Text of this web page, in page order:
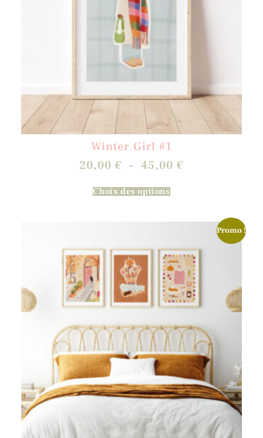
Winter Girl #1
20,00 € – 45,00 €
Choix des options
Promo !